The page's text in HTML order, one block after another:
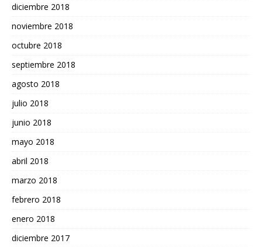
diciembre 2018
noviembre 2018
octubre 2018
septiembre 2018
agosto 2018
julio 2018
junio 2018
mayo 2018
abril 2018
marzo 2018
febrero 2018
enero 2018
diciembre 2017